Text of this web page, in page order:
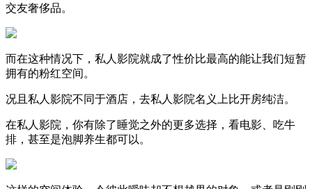
交友奢侈品。
而在这种情况下，私人影院就成了性价比最高的能让我们短暂
拥有的粉红空间。
况且私人影院不同于酒店，去私人影院名义上比开房纯洁。
在私人影院，你有除了睡觉之外的更多选择，看电影、吃牛
排，甚至是泡脚养生都可以。